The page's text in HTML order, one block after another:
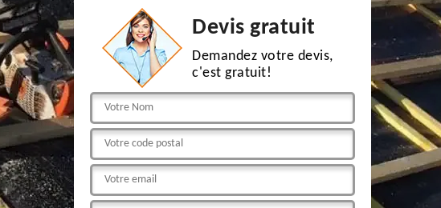
Devis gratuit
Demandez votre devis,
c'est gratuit!